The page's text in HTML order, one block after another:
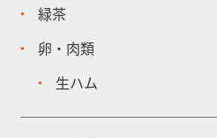
緑茶
卵・肉類
生ハム